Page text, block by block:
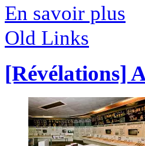
En savoir plus
Old Links
[Révélations]